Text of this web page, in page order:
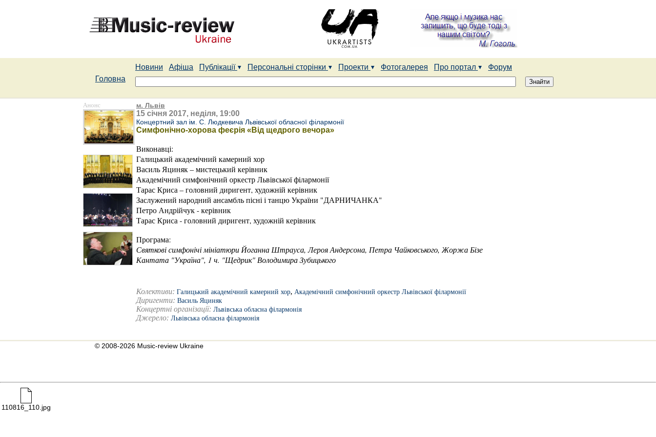
Новини Афіша Публікації Персональні сторінки Проекти Фотогалерея Про портал
Форум
Головна
Анонс м. Львів
15 січня 2017, неділя, 19:00
Концертний зал ім. С. Людкевича Львівської обласної філармонії
Симфонічно-хорова феєрія «Від щедрого вечора»
Виконавці:
Галицький академічний камерний хор
Василь Яциняк – мистецький керівник
Академічний симфонічний оркестр Львівської філармонії
Тарас Криса – головний диригент, художній керівник
Заслужений народний ансамбль пісні і танцю України "ДАРНИЧАНКА"
Петро Андрійчук - керівник
Тарас Криса - головний диригент, художній керівник
Програма:
Святкові симфонічі мініатюри Йоганна Штрауса, Лероя Андерсона, Петра Чайковського, Жоржа Бізе
Кантата "Україна", 1 ч. "Щедрик" Володимира Зубицького
Колективи: Галицький академічний камерний хор, Академічний симфонічний оркестр Львівської філармонії
Диригенти: Василь Яциняк
Концертні організації: Львівська обласна філармонія
Джерело: Львівська обласна філармонія
© 2008-2026 Music-review Ukraine
110816_110.jpg